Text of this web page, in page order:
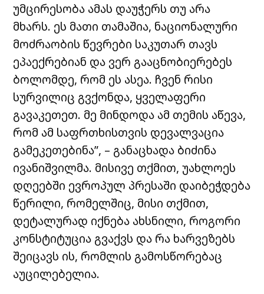
უმცირესობა ამას დაუჭერს თუ არა
მხარს. ეს მათი თამაშია, ნაციონალური
მოძრაობის წევრები საკუთარ თავს
ეპაექრებიან და ვერ გააცნობიერებეს
ბოლომდე, რომ ეს ასეა. ჩვენ რისი
სურვილიც გვქონდა, ყველაფერი
გავაკეთეთ. მე მინდოდა ამ თემის აწევა,
რომ ამ საფრთხისთვის დევალვაცია
გამეკეთებინა”, – განაცხადა ბიძინა
ივანიშვილმა. მისივე თქმით, უახლოეს
დღეებში ევროპულ პრესაში დაიბეჭდება
წერილი, რომელშიც, მისი თქმით,
დეტალურად იქნება ახსნილი, როგორი
კონსტიტუცია გვაქვს და რა ხარვეზებს
შეიცავს ის, რომლის გამოსწორებაც
აუცილებელია.